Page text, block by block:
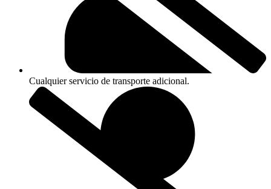
Cualquier servicio de transporte adicional.